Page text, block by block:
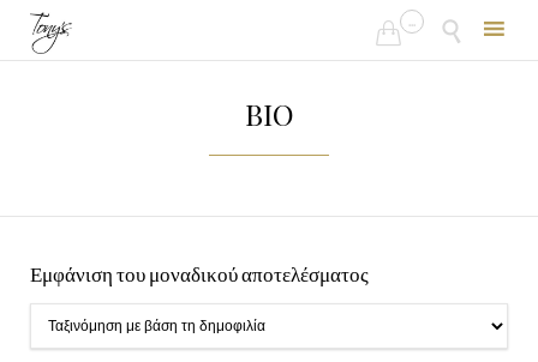
 ...

BIO
Εμφάνιση του μοναδικού αποτελέσματος